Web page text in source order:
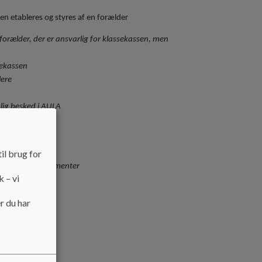
etableres og styres af en forælder
der er ansvarlig for klassekassen, men
besked i AULA
brug for
– vi
du har